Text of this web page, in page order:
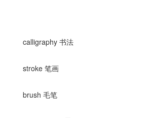
calligraphy 书法
stroke 笔画
brush 毛笔